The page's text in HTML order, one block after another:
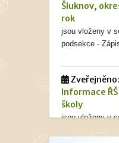
Šluknov,
rok
jsou vloženy v
podsekce -
Informace
školy
jsou vloženy v